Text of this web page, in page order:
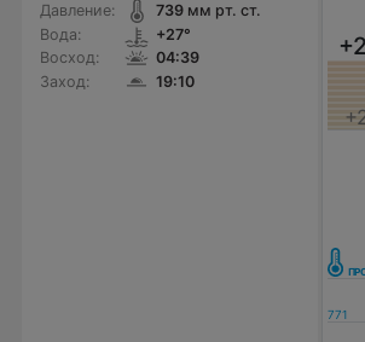
Давление:
Вода:
Восход:
Заход:
739мм рт. ст.
+27°
04:39
19:10